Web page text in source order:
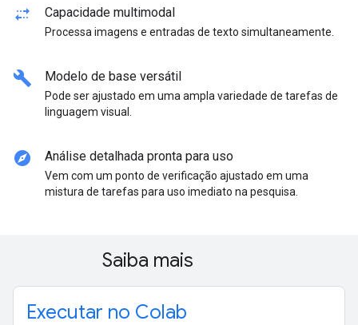
multiple_stop Capacidade multimodal
Processa imagens e entradas de texto simultaneamente.
build Modelo de base versátil
Pode ser ajustado em uma ampla variedade de tarefas de
linguagem visual.
explore Análise detalhada pronta para uso
Vem com um ponto de verificação ajustado em uma
mistura de tarefas para uso imediato na pesquisa.
Saiba mais
Executar no Colab